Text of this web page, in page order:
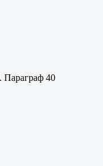
Параграф 40